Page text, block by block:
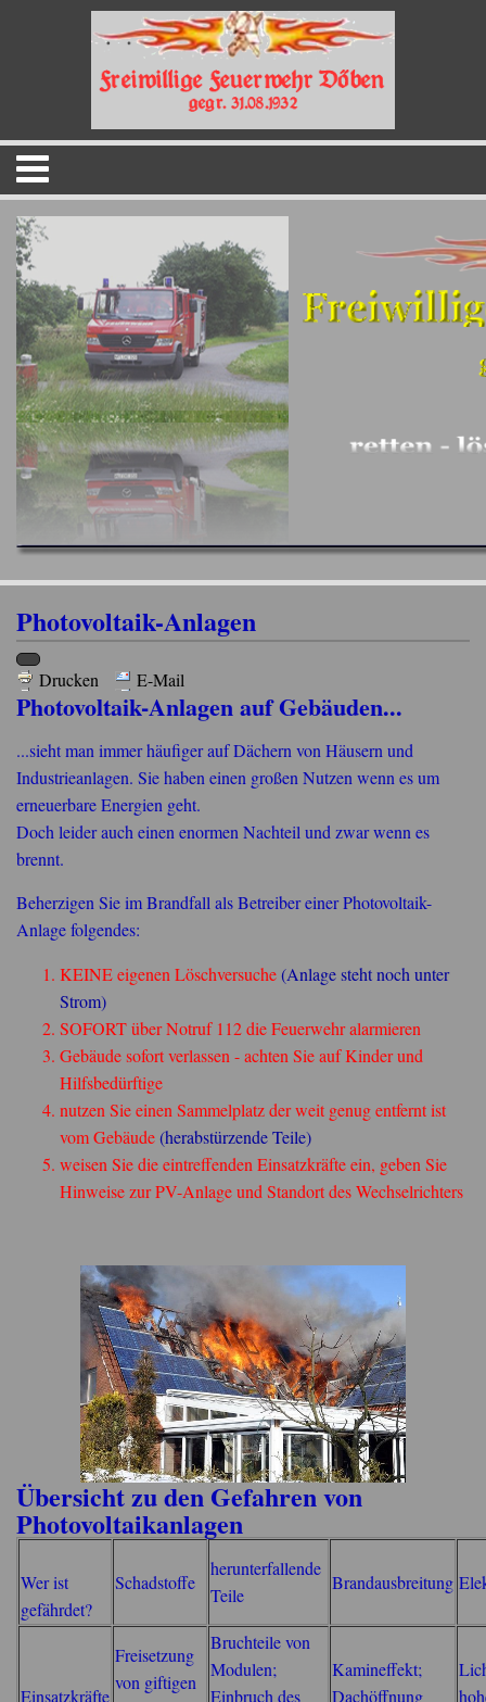
Photovoltaik-Anlagen
Drucken E-Mail
Photovoltaik-Anlagen auf Gebäuden...
...sieht man immer häufiger auf Dächern von Häusern und
Industrieanlagen. Sie haben einen großen Nutzen wenn es um
erneuerbare Energien geht.
Doch leider auch einen enormen Nachteil und zwar wenn es
brennt.
Beherzigen Sie im Brandfall als Betreiber einer Photovoltaik-
Anlage folgendes:
KEINE eigenen Löschversuche(Anlage steht noch unter
Strom)
SOFORT über Notruf 112 die Feuerwehr alarmieren
Gebäude sofort verlassen - achten Sie auf Kinder und
Hilfsbedürftige
nutzen Sie einen Sammelplatz der weit genug entfernt ist
vom Gebäude(herabstürzende Teile)
weisen Sie die eintreffenden Einsatzkräfte ein, geben Sie
Hinweise zur PV-Anlage und Standort des Wechselrichters
Übersicht zu den Gefahren von
Photovoltaikanlagen
Wer ist
gefährdet?
Schadstoffe
herunterfallende
Teile
Brandausbreitung
Einsatzkräfte
Freisetzung
von giftigen
Bruchteile von
Modulen;
Einbruch des
Kamineffekt;
Dachöffnung